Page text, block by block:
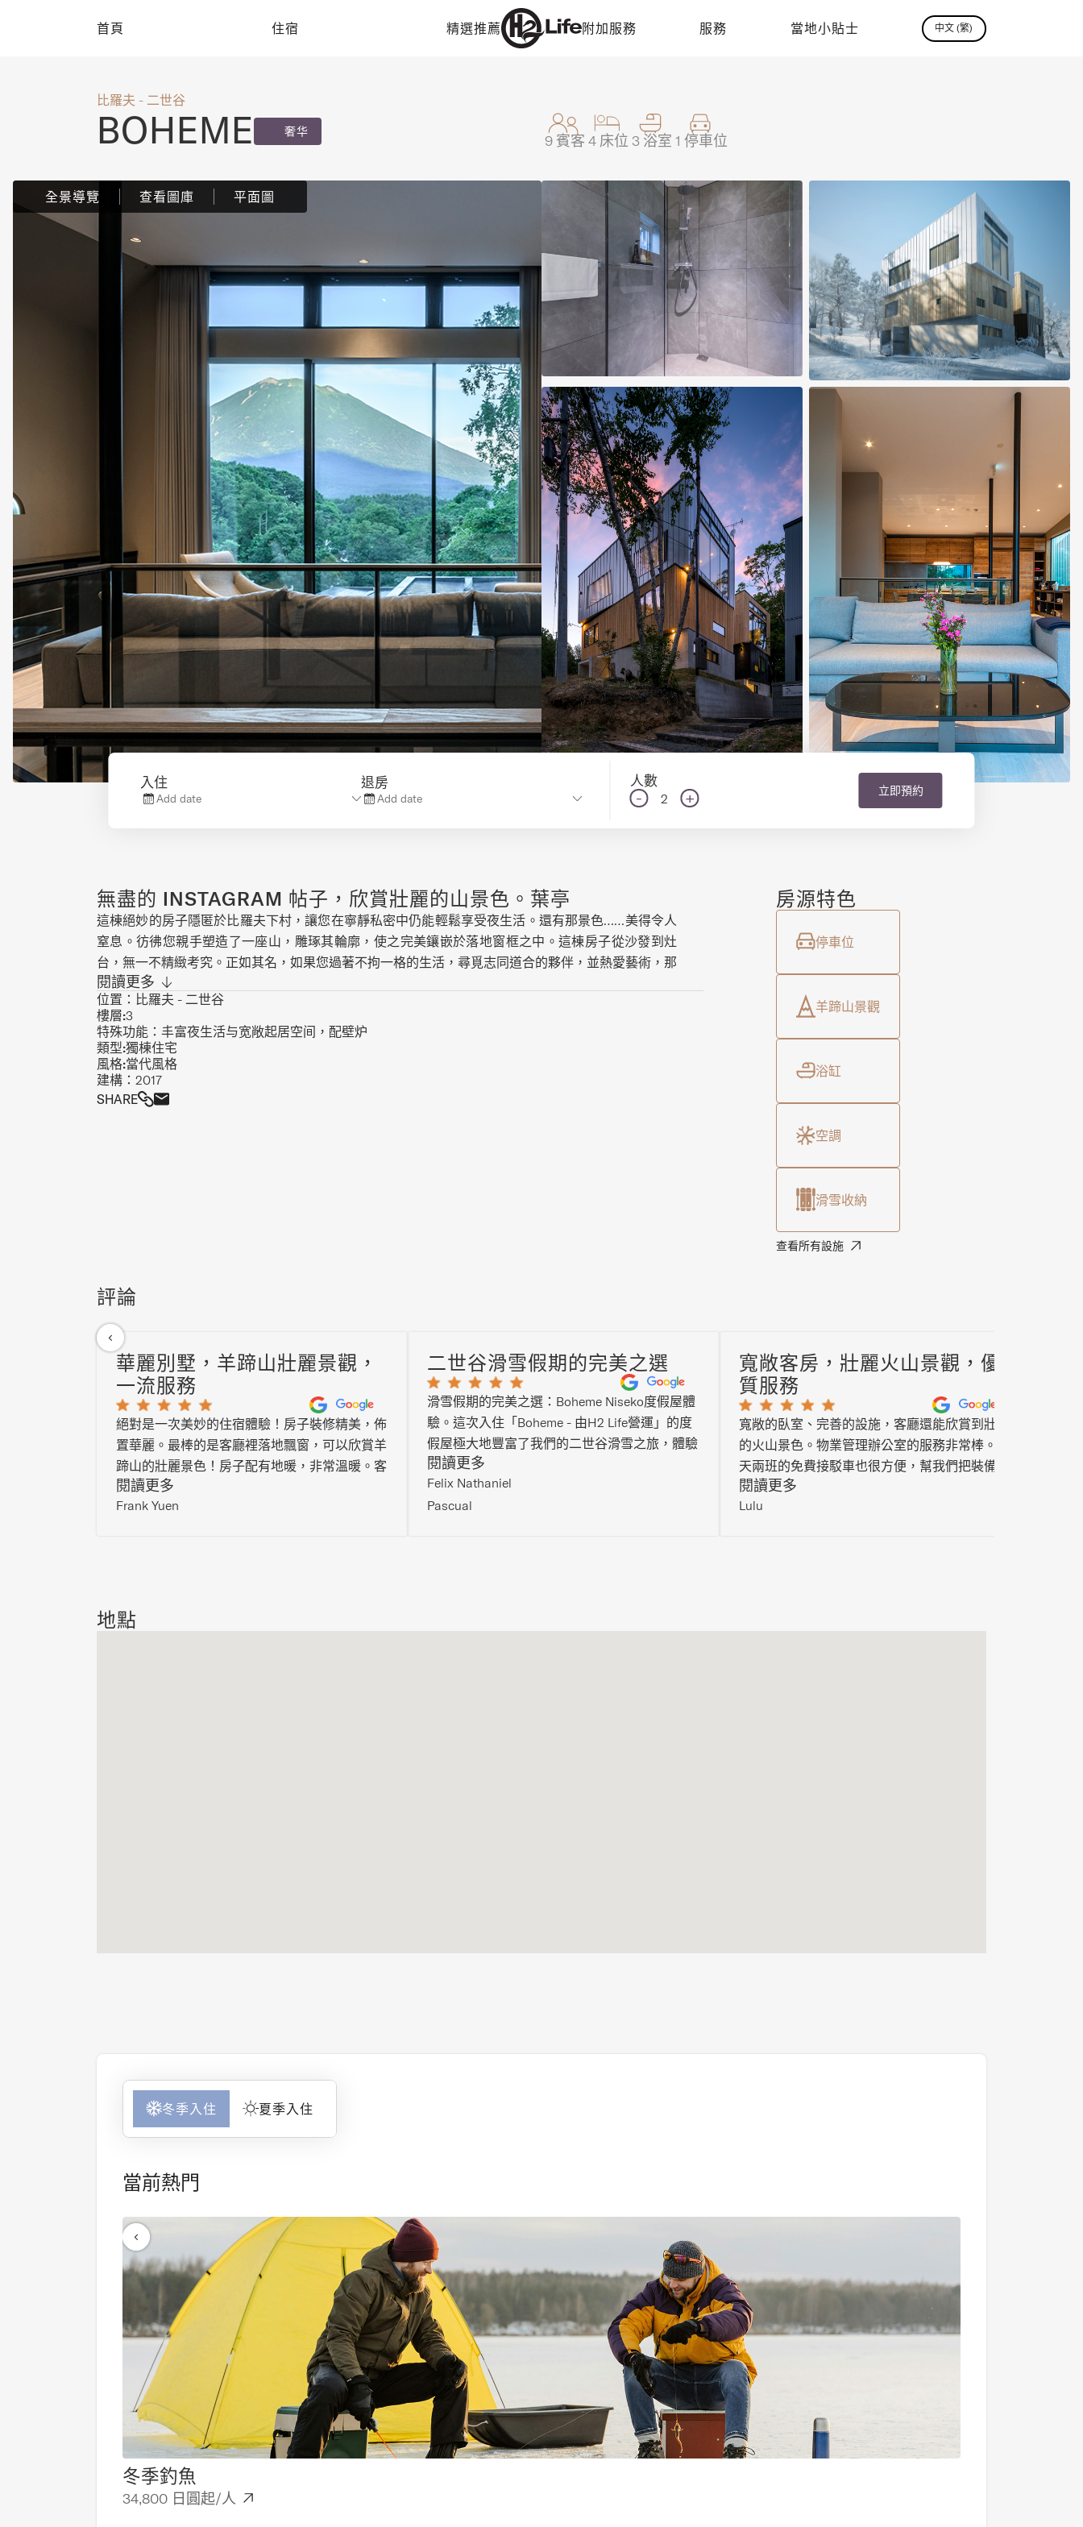
首頁 住宿 精選推薦 附加服務 服務 當地小貼士 中文 (繁)
比羅夫 - 二世谷
BOHEME 奢华 9 賓客 4 床位 3 浴室 1 停車位
全景導覽 查看圖庫 平面圖
入住
Add date
退房
Add date
人數
- 2 + 立即預約
無盡的 INSTAGRAM 帖子，欣賞壯麗的山景色。葉亭
這棟絕妙的房子隱匿於比羅夫下村，讓您在寧靜私密中仍能輕鬆享受夜生活。還有那景色……美得令人
窒息。彷彿您親手塑造了一座山，雕琢其輪廓，使之完美鑲嵌於落地窗框之中。這棟房子從沙發到灶
台，無一不精緻考究。正如其名，如果您過著不拘一格的生活，尋覓志同道合的夥伴，並熱愛藝術，那
麼這裡就是屬於您的地方。Boheme是三層樓的純粹格調。底層設有滑雪乾燥室和洗衣房，從此不必再
讓雪裝弄髒整棟房子。這裡還有一間大臥室和獨立衛浴，遠離樓上的喧囂。中層設有主臥及配套衛浴
（含浴缸），另有兩間寬敞臥室和一間浴室。沿樓梯而上來到頂層，這裡是盡情享受的空間。廚房與餐
廳完美和諧，客廳則提供絕佳的配合。主窗外的羊蹄山景色美不勝收。這裡有個小建議：在某個陽光明
媚的早晨，戴上耳機，躺在客廳地板上，播放普契尼《波西米亞人》中的穆塞塔華爾茲，看看您是否會
感動落淚。不如乾脆把整部歌劇聽完，它會滋養您的靈魂。
閱讀更多
位置： 比羅夫 - 二世谷
樓層:3
特殊功能： 丰富夜生活与宽敞起居空间，配壁炉
類型:獨棟住宅
風格:當代風格
建構： 2017
SHARE
房源特色
停車位
羊蹄山景觀
浴缸
空調
滑雪收納
查看所有設施
評論
華麗別墅，羊蹄山壯麗景觀，
一流服務
絕對是一次美妙的住宿體驗！房子裝修精美，佈
置華麗。最棒的是客廳裡落地飄窗，可以欣賞羊
蹄山的壯麗景色！房子配有地暖，非常溫暖。客
房服務一流，服務高效。床鋪舒適，還有多種枕
頭可供選擇，我們都睡得像嬰兒一樣香甜。
閱讀更多
Frank Yuen
二世谷滑雪假期的完美之選
滑雪假期的完美之選：Boheme Niseko度假屋體
驗。這次入住「Boheme - 由H2 Life營運」的度
假屋極大地豐富了我們的二世谷滑雪之旅，體驗
絕對完美！
閱讀更多
Felix Nathaniel
Pascual
寬敞客房，壯麗火山景觀，優
質服務
寬敞的臥室、完善的設施，客廳還能欣賞到壯麗
的火山景色。物業管理辦公室的服務非常棒。每
天兩班的免費接駁車也很方便，幫我們把裝備運
到山上。暴風雪天他們還幫忙送兩位朋友去趕火
車。唯一注意到的是其中一間臥室有些煤油味，
閱讀更多
Lulu
地點
冬季入住 夏季入住
當前熱門
冬季釣魚
34,800 日圓起/人